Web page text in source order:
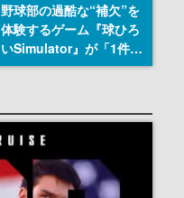
野球部の過酷な“補欠”を
体験するゲーム『球ひろ
いSimulator』が「1件」
のウィッシュリストをも
ダム・カム』開発元やチ
ェコのプロ野球選手から
称賛の声